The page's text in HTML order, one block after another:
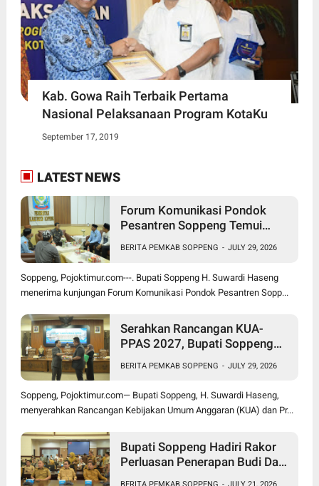
Kab. Gowa Raih Terbaik Pertama
Nasional Pelaksanaan Program KotaKu
September 17, 2019
LATEST NEWS
Forum Komunikasi Pondok
Pesantren Soppeng Temui
BERITA PEMKAB SOPPENG - JULY 29, 2026
Soppeng, Pojoktimur.com---. Bupati Soppeng H. Suwardi Haseng
menerima kunjungan Forum Komunikasi Pondok Pesantren Sopp...
Serahkan Rancangan KUA-
PPAS 2027, Bupati Soppeng
Tengah Tekanan Fiskal
BERITA PEMKAB SOPPENG - JULY 29, 2026
Soppeng, Pojoktimur.com— Bupati Soppeng, H. Suwardi Haseng,
menyerahkan Rancangan Kebijakan Umum Anggaran (KUA) dan Pr...
Bupati Soppeng Hadiri Rakor
Perluasan Penerapan Budi Daya
BERITA PEMKAB SOPPENG - JULY 21, 2026